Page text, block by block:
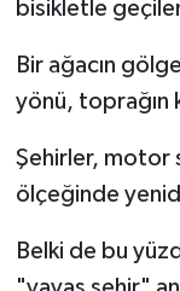
bisikletle
Bir ağacın
yönü, toprağın
Şehirler, motor
ölçeğinde
Belki de bu